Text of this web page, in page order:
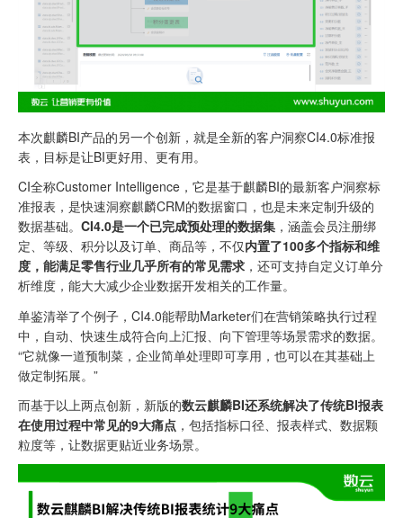
本次麒麟BI产品的另一个创新，就是全新的客户洞察CI4.0标准报
表，目标是让BI更好用、更有用。
CI全称Customer Intelligence，它是基于麒麟BI的最新客户洞察标
准报表，是快速洞察麒麟CRM的数据窗口，也是未来定制升级的
数据基础。 CI4.0是一个已完成预处理的数据集 ，涵盖会员注册绑
定、等级、积分以及订单、商品等，不仅内置了100多个指标和维
度，能满足零售行业几乎所有的常见需求 ，还可支持自定义订单分
析维度，能大大减少企业数据开发相关的工作量。
单鉴清举了个例子，CI4.0能帮助Marketer们在营销策略执行过程
中，自动、快速生成符合向上汇报、向下管理等场景需求的数据。
“它就像一道预制菜，企业简单处理即可享用，也可以在其基础上
做定制拓展。”
而基于以上两点创新，新版的数云麒麟BI还系统解决了传统BI报表
在使用过程中常见的9大痛点 ，包括指标口径、报表样式、数据颗
粒度等，让数据更贴近业务场景。